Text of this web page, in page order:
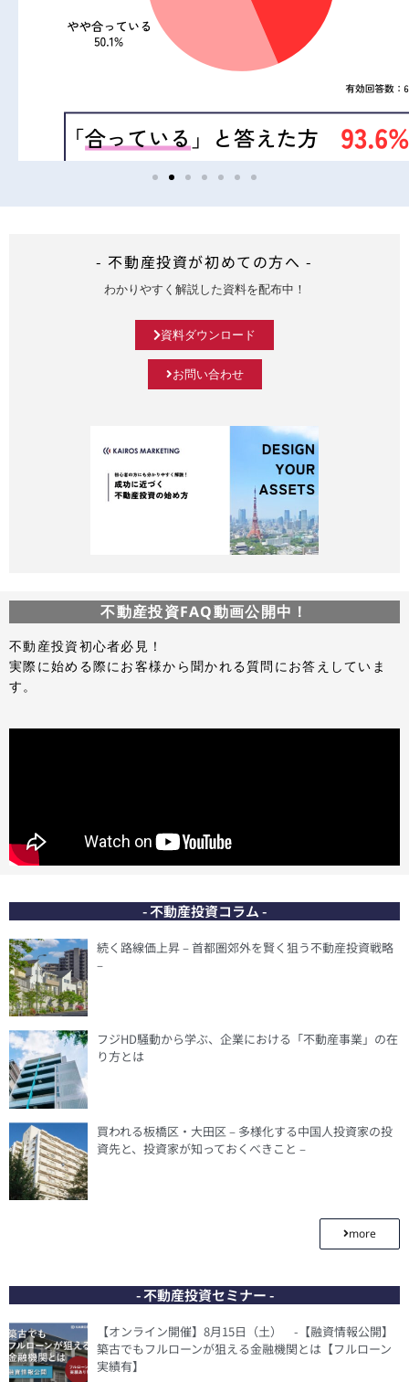
- 不動産投資が初めての方へ -
わかりやすく解説した資料を配布中！
資料ダウンロード
お問い合わせ
不動産投資FAQ動画公開中！
不動産投資初心者必見！
実際に始める際にお客様から聞かれる質問にお答えしていま
す。
- 不動産投資コラム -
続く路線価上昇 – 首都圏郊外を賢く狙う不動産投資戦略
–
フジHD騒動から学ぶ、企業における「不動産事業」の在
り方とは
買われる板橋区・大田区 – 多様化する中国人投資家の投
資先と、投資家が知っておくべきこと –
more
- 不動産投資セミナー -
【オンライン開催】8月15日（土） -【融資情報公開】
築古でもフルローンが狙える金融機関とは【フルローン
実績有】